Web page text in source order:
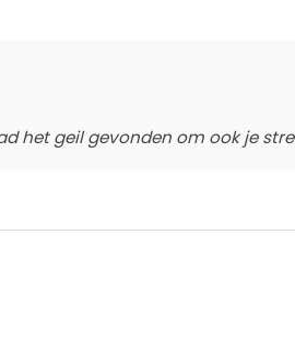
het geil gevonden om ook je